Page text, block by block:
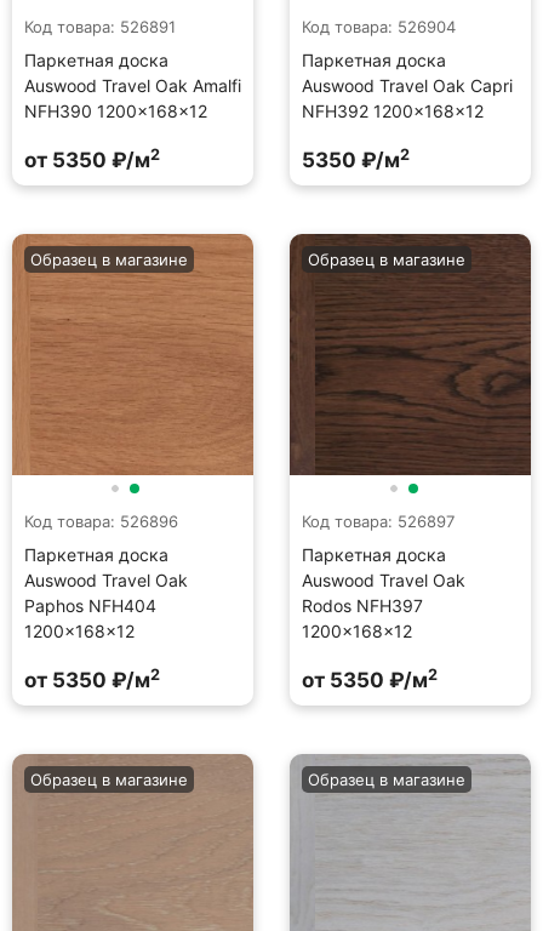
Код товара: 526891
Паркетная доска
Auswood Travel Oak Amalfi
NFH390 1200×168×12
от 5350 ₽/м2
Код товара: 526904
Паркетная доска
Auswood Travel Oak Capri
NFH392 1200×168×12
5350 ₽/м2
Код товара: 526896
Паркетная доска
Auswood Travel Oak
Paphos NFH404
1200×168×12
Образец в магазине
от 5350 ₽/м2
Код товара: 526897
Паркетная доска
Auswood Travel Oak
Rodos NFH397
1200×168×12
Образец в магазине
от 5350 ₽/м2
Образец в магазине Образец в магазине